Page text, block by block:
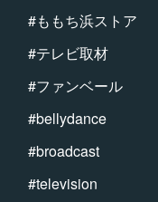
#ももち浜ストア
#テレビ取材
#ファンベール
#bellydance
#broadcast
#television